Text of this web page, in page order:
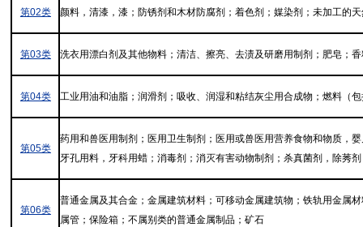
第02类 颜料，清漆，漆；防锈剂和木材防腐剂；着色剂；媒染剂；未加工的
第03类 洗衣用漂白剂及其他物料；清洁、擦亮、去渍及研磨用制剂；肥皂；
第04类 工业用油和油脂；润滑剂；吸收、润湿和粘结灰尘用合成物；燃料（
第05类
药用和兽医用制剂；医用卫生制剂；医用或兽医用营养食物和物质，
牙孔用料，牙科用蜡；消毒剂；消灭有害动物制剂；杀真菌剂，除莠剂
第06类
普通金属及其合金；金属建筑材料；可移动金属建筑物；铁轨用金属
属管；保险箱；不属别类的普通金属制品；矿石